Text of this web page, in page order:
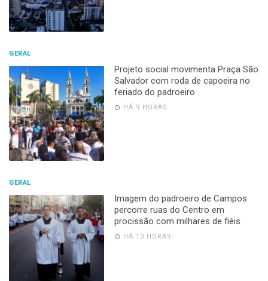
GERAL
Projeto social movimenta Praça São
Salvador com roda de capoeira no
feriado do padroeiro
HÁ 9 HORAS
GERAL
Imagem do padroeiro de Campos
percorre ruas do Centro em
procissão com milhares de fiéis
HÁ 13 HORAS